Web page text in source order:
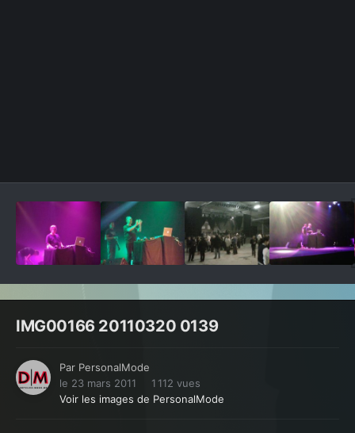
IMG00166 20110320 0139
Par PersonalMode
le 23 mars 2011
1 112 vues
Voir les images de PersonalMode